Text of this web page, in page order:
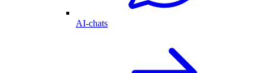
AI-chats